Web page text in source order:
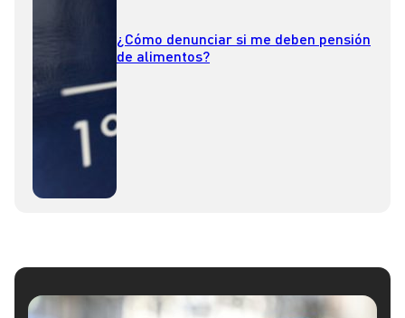
¿Cómo denunciar si me deben pensión
de alimentos?